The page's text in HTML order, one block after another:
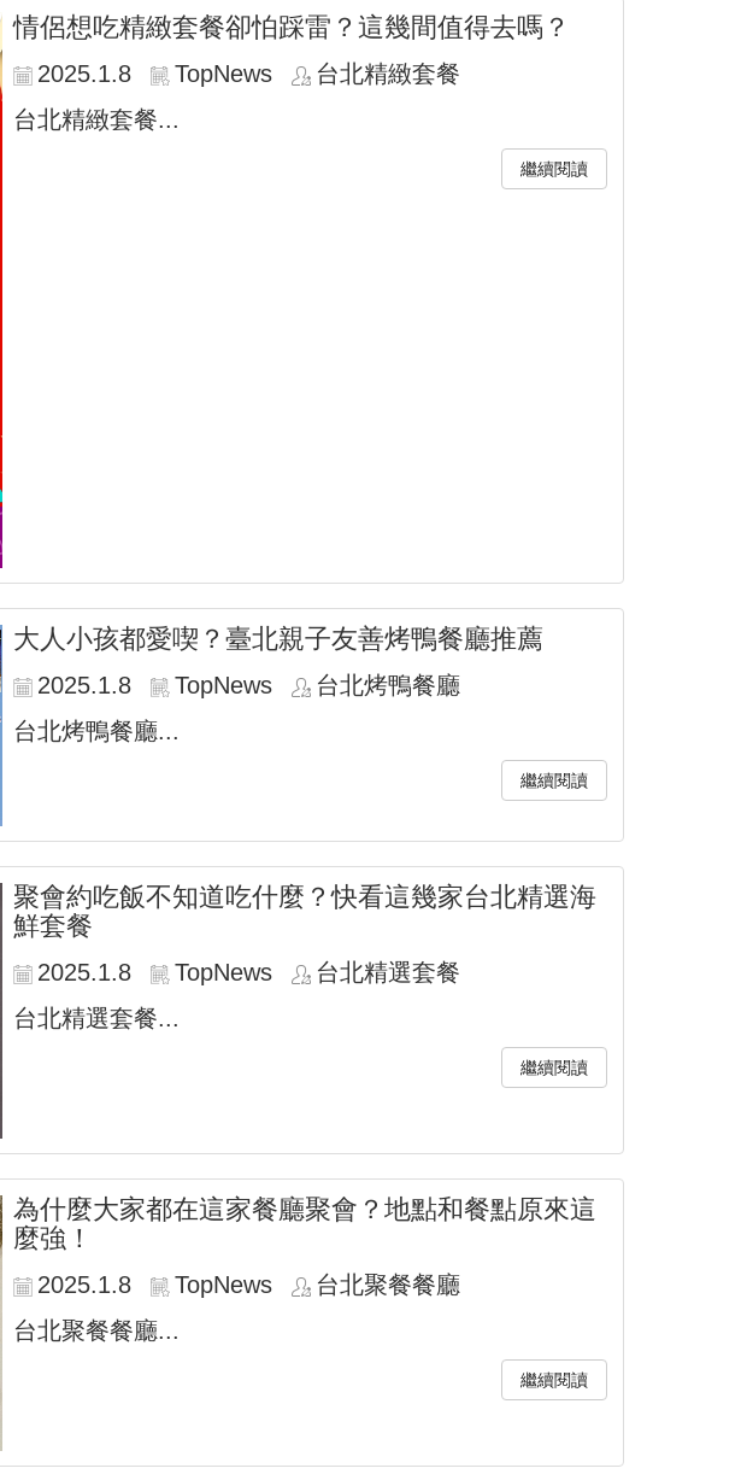
情侶想吃精緻套餐卻怕踩雷？這幾間值得去嗎？
2025.1.8 TopNews
台北精緻套餐
台北精緻套餐...
繼續閱讀
大人小孩都愛喫？臺北親子友善烤鴨餐廳推薦
2025.1.8 TopNews
台北烤鴨餐廳
台北烤鴨餐廳...
繼續閱讀
聚會約吃飯不知道吃什麼？快看這幾家台北精選海
鮮套餐
2025.1.8 TopNews
台北精選套餐
台北精選套餐...
繼續閱讀
為什麼大家都在這家餐廳聚會？地點和餐點原來這
麼強！
2025.1.8 TopNews
台北聚餐餐廳
台北聚餐餐廳...
繼續閱讀